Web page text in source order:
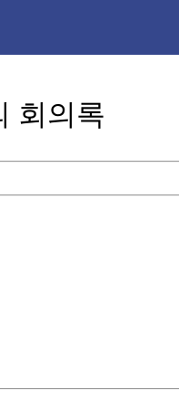
회의록